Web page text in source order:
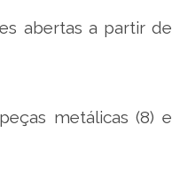
abertas a partir de
metálicas (8) e